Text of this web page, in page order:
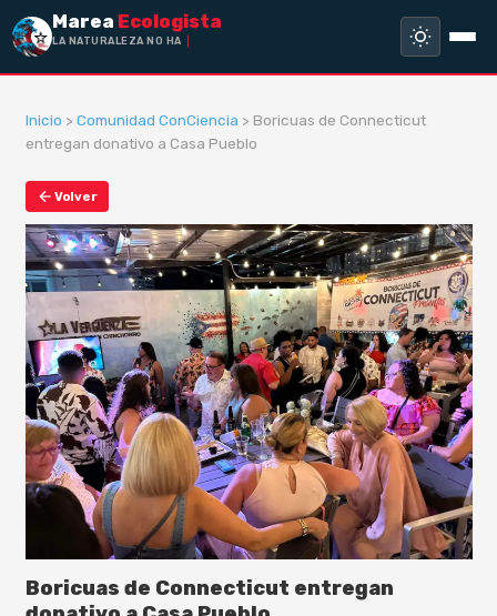
Marea Ecologista
LA NATURALEZA NO HA HECH
Inicio > Comunidad ConCiencia > Boricuas de Connecticut
entregan donativo a Casa Pueblo
Volver
Boricuas de Connecticut entregan